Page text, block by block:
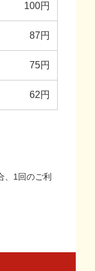
100円
87円
75円
62円
、1回のご利